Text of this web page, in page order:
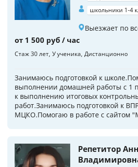
школьники 1-4
Выезжает по
от 1 500 руб / час
Стаж 30 лет У ученика Дистанционно
Занимаюсь подготовкой к
выполнении домашней работы с 1
к выполнению итоговых
работ.Занимаюсь подготовкой к
МЦКО.Помогаю в работе с сайтом
Репетитор